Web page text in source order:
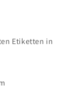
Etiketten in